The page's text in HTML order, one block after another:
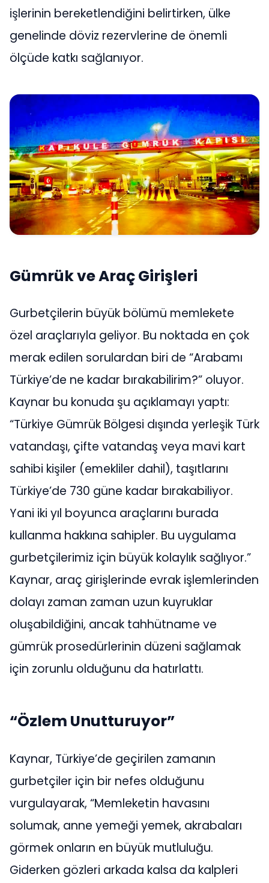
işlerinin bereketlendiğini belirtirken, ülke
genelinde döviz rezervlerine de önemli
ölçüde katkı sağlanıyor.
Gümrük ve Araç Girişleri
Gurbetçilerin büyük bölümü memlekete
özel araçlarıyla geliyor. Bu noktada en çok
merak edilen sorulardan biri de “Arabamı
Türkiye’de ne kadar bırakabilirim?” oluyor.
Kaynar bu konuda şu açıklamayı yaptı:
“Türkiye Gümrük Bölgesi dışında yerleşik Türk
vatandaşı, çifte vatandaş veya mavi kart
sahibi kişiler (emekliler dahil), taşıtlarını
Türkiye’de 730 güne kadar bırakabiliyor.
Yani iki yıl boyunca araçlarını burada
kullanma hakkına sahipler. Bu uygulama
gurbetçilerimiz için büyük kolaylık sağlıyor.”
Kaynar, araç girişlerinde evrak işlemlerinden
dolayı zaman zaman uzun kuyruklar
oluşabildiğini, ancak tahhütname ve
gümrük prosedürlerinin düzeni sağlamak
için zorunlu olduğunu da hatırlattı.
“Özlem Unutturuyor”
Kaynar, Türkiye’de geçirilen zamanın
gurbetçiler için bir nefes olduğunu
vurgulayarak, “Memleketin havasını
solumak, anne yemeği yemek, akrabaları
görmek onların en büyük mutluluğu.
Giderken gözleri arkada kalsa da kalpleri